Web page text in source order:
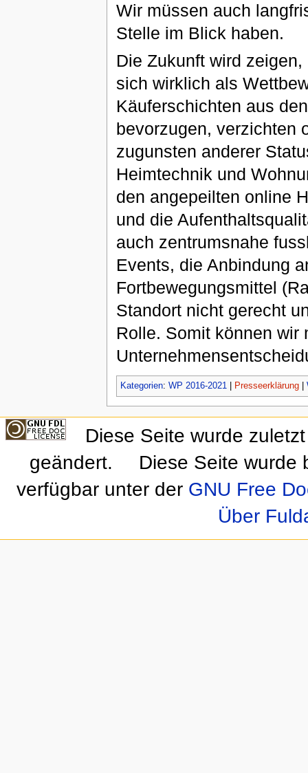
Wir müssen auch
Stelle im Blick haben.
Die Zukunft wird zeigen,
sich wirklich als
Käuferschichten aus
bevorzugen, verzichten
zugunsten anderer
Heimtechnik und
den angepeilten online
und die
auch zentrumsnahe
Events, die Anbindung
Fortbewegungsmittel
Standort nicht gerecht
Rolle. Somit können wir
Kategorien: WP 2016-2021| Presseerklärung|
Diese Seite wurde
geändert.
Diese Seite wurde
verfügbar unter der GNU Free
Über